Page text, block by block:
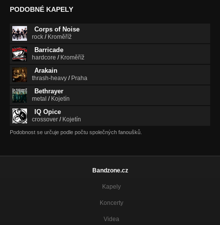
PODOBNÉ KAPELY
Corps of Noise
rock / Kroměříž
Barricade
hardcore / Kroměříž
Arakain
thrash-heavy / Praha
Bethrayer
metal / Kojetín
IQ Opice
crossover / Kojetín
Podobnost se určuje podle počtu společných fanoušků.
Bandzone.cz
Kapely
Koncerty
Videa